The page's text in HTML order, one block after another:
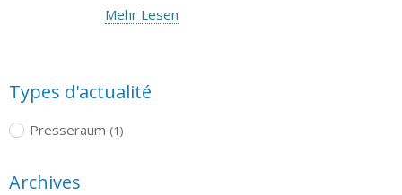
Mehr Lesen
Types d'actualité
Presseraum (1)
Archives